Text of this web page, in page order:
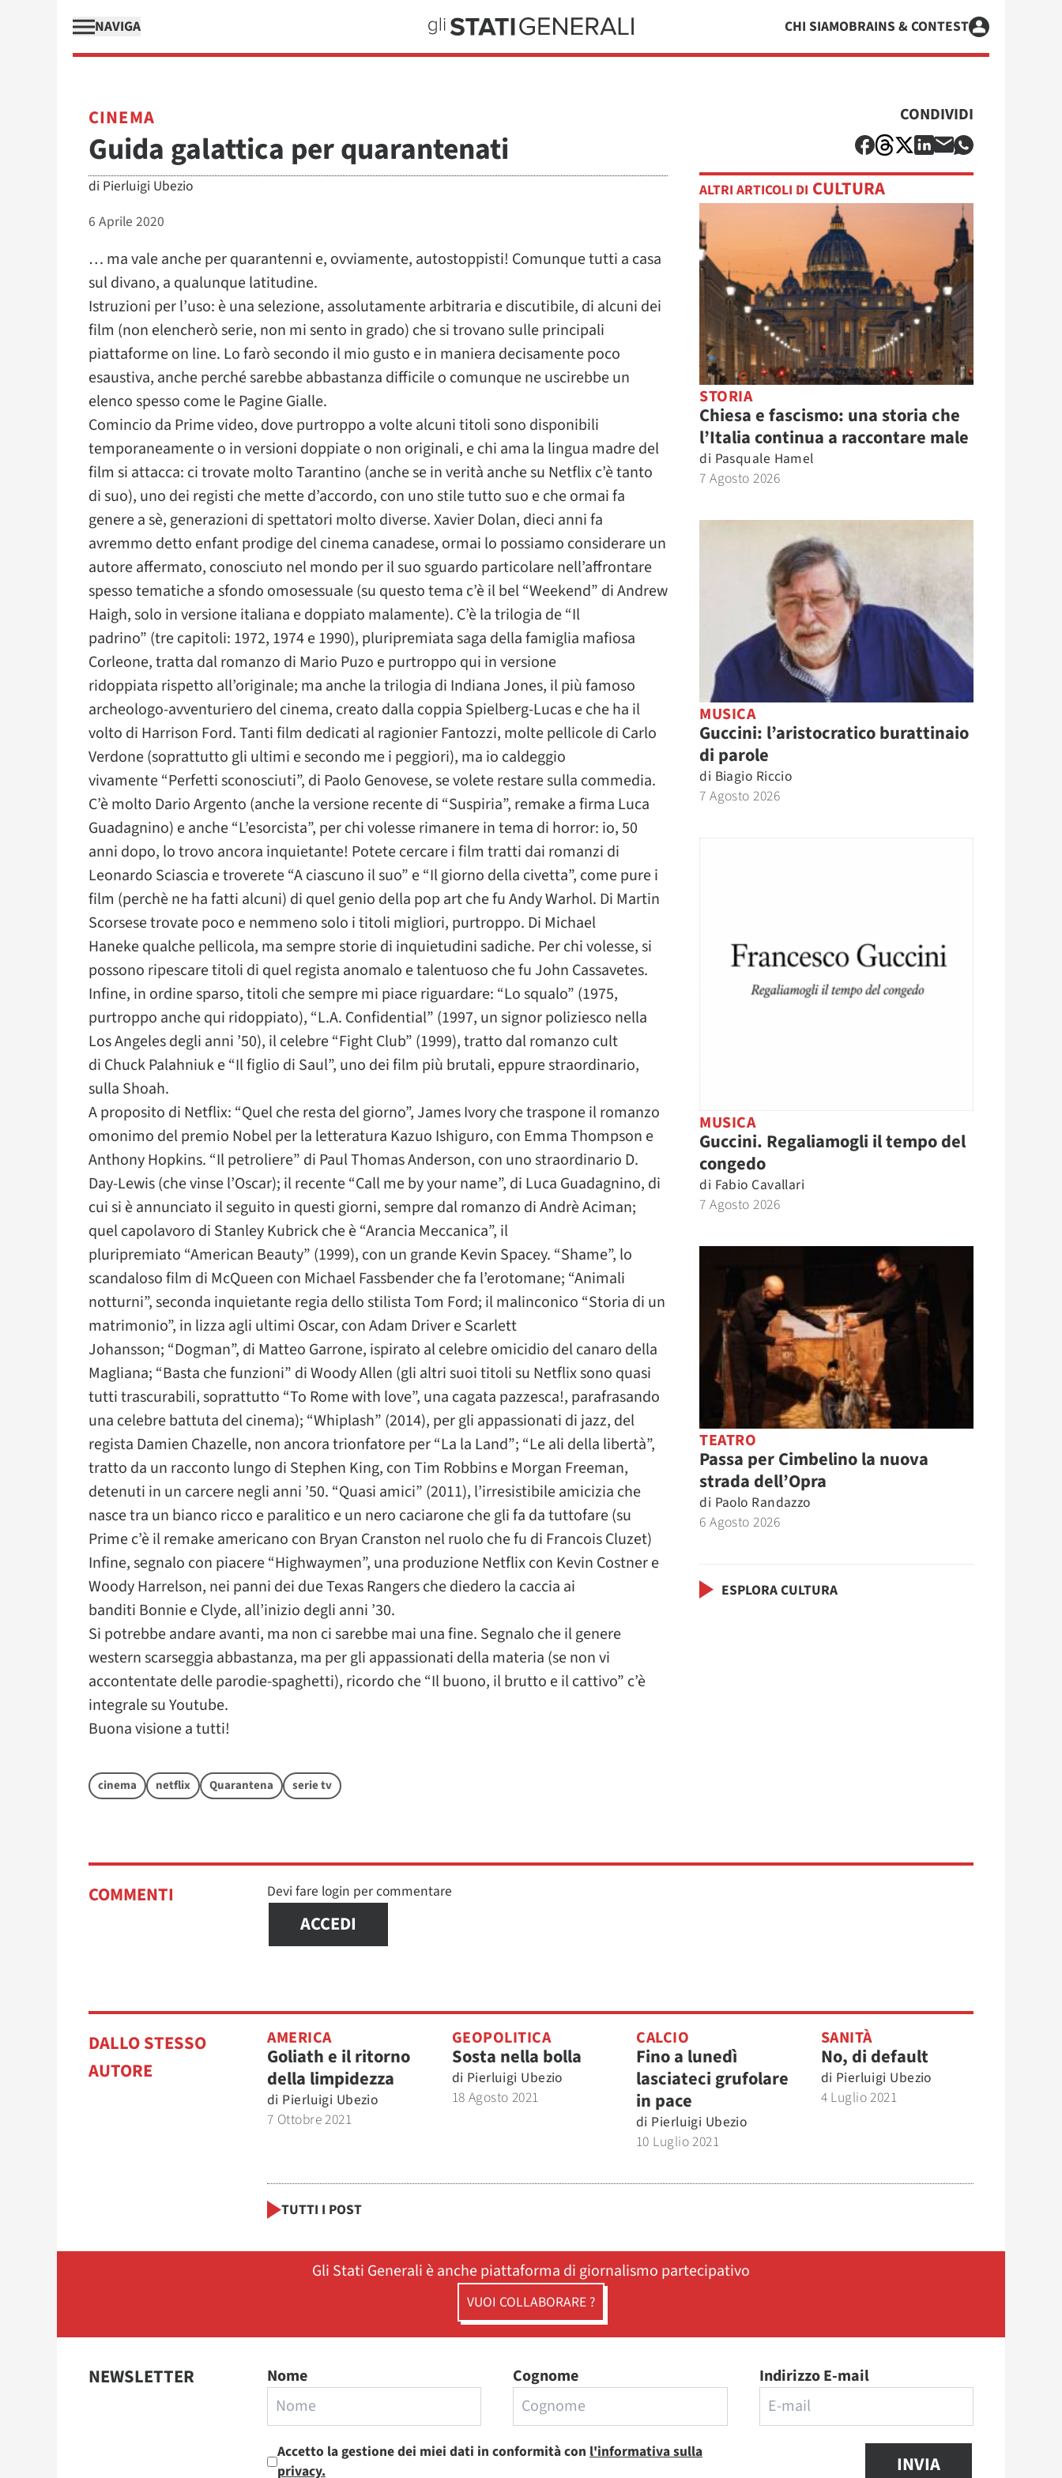
NAVIGA CHI SIAMOBRAINS & CONTEST
CINEMA
Guida galattica per quarantenati
di Pierluigi Ubezio
6 Aprile 2020
… ma vale anche per quarantenni e, ovviamente, autostoppisti! Comunque tutti a casa
sul divano, a qualunque latitudine.
Istruzioni per l’uso: è una selezione, assolutamente arbitraria e discutibile, di alcuni dei
film (non elencherò serie, non mi sento in grado) che si trovano sulle principali
piattaforme on line. Lo farò secondo il mio gusto e in maniera decisamente poco
esaustiva, anche perché sarebbe abbastanza difficile o comunque ne uscirebbe un
elenco spesso come le Pagine Gialle.
Comincio da Prime video, dove purtroppo a volte alcuni titoli sono disponibili
temporaneamente o in versioni doppiate o non originali, e chi ama la lingua madre del
film si attacca: ci trovate molto Tarantino (anche se in verità anche su Netflix c’è tanto
di suo), uno dei registi che mette d’accordo, con uno stile tutto suo e che ormai fa
genere a sè, generazioni di spettatori molto diverse. Xavier Dolan, dieci anni fa
avremmo detto enfant prodige del cinema canadese, ormai lo possiamo considerare un
autore affermato, conosciuto nel mondo per il suo sguardo particolare nell’affrontare
spesso tematiche a sfondo omosessuale (su questo tema c’è il bel “Weekend” di Andrew
Haigh, solo in versione italiana e doppiato malamente). C’è la trilogia de “Il
padrino” (tre capitoli: 1972, 1974 e 1990), pluripremiata saga della famiglia mafiosa
Corleone, tratta dal romanzo di Mario Puzo e purtroppo qui in versione
ridoppiata rispetto all’originale; ma anche la trilogia di Indiana Jones, il più famoso
archeologo-avventuriero del cinema, creato dalla coppia Spielberg-Lucas e che ha il
volto di Harrison Ford. Tanti film dedicati al ragionier Fantozzi, molte pellicole di Carlo
Verdone (soprattutto gli ultimi e secondo me i peggiori), ma io caldeggio
vivamente “Perfetti sconosciuti”, di Paolo Genovese, se volete restare sulla commedia.
C’è molto Dario Argento (anche la versione recente di “Suspiria”, remake a firma Luca
Guadagnino) e anche “L’esorcista”, per chi volesse rimanere in tema di horror: io, 50
anni dopo, lo trovo ancora inquietante! Potete cercare i film tratti dai romanzi di
Leonardo Sciascia e troverete “A ciascuno il suo” e “Il giorno della civetta”, come pure i
film (perchè ne ha fatti alcuni) di quel genio della pop art che fu Andy Warhol. Di Martin
Scorsese trovate poco e nemmeno solo i titoli migliori, purtroppo. Di Michael
Haneke qualche pellicola, ma sempre storie di inquietudini sadiche. Per chi volesse, si
possono ripescare titoli di quel regista anomalo e talentuoso che fu John Cassavetes.
Infine, in ordine sparso, titoli che sempre mi piace riguardare: “Lo squalo” (1975,
purtroppo anche qui ridoppiato), “L.A. Confidential” (1997, un signor poliziesco nella
Los Angeles degli anni ’50), il celebre “Fight Club” (1999), tratto dal romanzo cult
di Chuck Palahniuk e “Il figlio di Saul”, uno dei film più brutali, eppure straordinario,
sulla Shoah.
A proposito di Netflix: “Quel che resta del giorno”, James Ivory che traspone il romanzo
omonimo del premio Nobel per la letteratura Kazuo Ishiguro, con Emma Thompson e
Anthony Hopkins. “Il petroliere” di Paul Thomas Anderson, con uno straordinario D.
Day-Lewis (che vinse l’Oscar); il recente “Call me by your name”, di Luca Guadagnino, di
cui si è annunciato il seguito in questi giorni, sempre dal romanzo di Andrè Aciman;
quel capolavoro di Stanley Kubrick che è “Arancia Meccanica”, il
pluripremiato “American Beauty” (1999), con un grande Kevin Spacey. “Shame”, lo
scandaloso film di McQueen con Michael Fassbender che fa l’erotomane; “Animali
notturni”, seconda inquietante regia dello stilista Tom Ford; il malinconico “Storia di un
matrimonio”, in lizza agli ultimi Oscar, con Adam Driver e Scarlett
Johansson; “Dogman”, di Matteo Garrone, ispirato al celebre omicidio del canaro della
Magliana; “Basta che funzioni” di Woody Allen (gli altri suoi titoli su Netflix sono quasi
tutti trascurabili, soprattutto “To Rome with love”, una cagata pazzesca!, parafrasando
una celebre battuta del cinema); “Whiplash” (2014), per gli appassionati di jazz, del
regista Damien Chazelle, non ancora trionfatore per “La la Land”; “Le ali della libertà”,
tratto da un racconto lungo di Stephen King, con Tim Robbins e Morgan Freeman,
detenuti in un carcere negli anni ’50. “Quasi amici” (2011), l’irresistibile amicizia che
nasce tra un bianco ricco e paralitico e un nero caciarone che gli fa da tuttofare (su
Prime c’è il remake americano con Bryan Cranston nel ruolo che fu di Francois Cluzet)
Infine, segnalo con piacere “Highwaymen”, una produzione Netflix con Kevin Costner e
Woody Harrelson, nei panni dei due Texas Rangers che diedero la caccia ai
banditi Bonnie e Clyde, all’inizio degli anni ’30.
Si potrebbe andare avanti, ma non ci sarebbe mai una fine. Segnalo che il genere
western scarseggia abbastanza, ma per gli appassionati della materia (se non vi
accontentate delle parodie-spaghetti), ricordo che “Il buono, il brutto e il cattivo” c’è
integrale su Youtube.
Buona visione a tutti!
cinema netflix Quarantena serie tv
CONDIVIDI
ALTRI ARTICOLI DI CULTURA
STORIA
Chiesa e fascismo: una storia che
l’Italia continua a raccontare male
di Pasquale Hamel
7 Agosto 2026
MUSICA
Guccini: l’aristocratico burattinaio
di parole
di Biagio Riccio
7 Agosto 2026
MUSICA
Guccini. Regaliamogli il tempo del
congedo
di Fabio Cavallari
7 Agosto 2026
TEATRO
Passa per Cimbelino la nuova
strada dell’Opra
di Paolo Randazzo
6 Agosto 2026
ESPLORA CULTURA
COMMENTI Devi fare login per commentare
ACCEDI
DALLO STESSO
AUTORE
AMERICA
Goliath e il ritorno
della limpidezza
di Pierluigi Ubezio
7 Ottobre 2021
GEOPOLITICA
Sosta nella bolla
di Pierluigi Ubezio
18 Agosto 2021
CALCIO
Fino a lunedì
lasciateci grufolare
in pace
di Pierluigi Ubezio
10 Luglio 2021
SANITÀ
No, di default
di Pierluigi Ubezio
4 Luglio 2021
TUTTI I POST
Gli Stati Generali è anche piattaforma di giornalismo partecipativo
VUOI COLLABORARE ?
NEWSLETTER Nome Cognome Indirizzo E-mail
Accetto la gestione dei miei dati in conformità con l'informativa sulla
privacy.
INVIA